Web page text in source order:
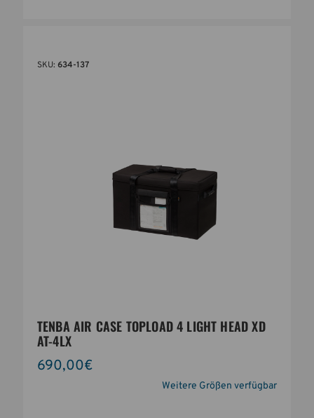
SKU: 634-137
TENBA AIR CASE TOPLOAD 4 LIGHT HEAD XD
AT-4LX
690,00€
Weitere Größen verfügbar